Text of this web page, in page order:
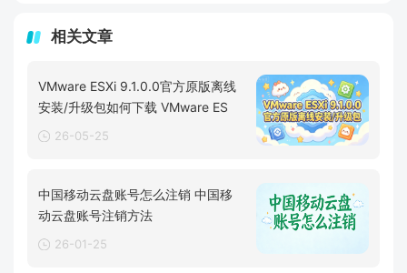
相关文章
VMware ESXi 9.1.0.0官方原版离线
安装/升级包如何下载 VMware ES
26-05-25
中国移动云盘账号怎么注销 中国移
动云盘账号注销方法
26-01-25